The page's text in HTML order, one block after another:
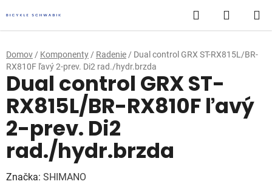
na
obsah
Hľadať
KOŠÍK
Domov / Komponenty / Radenie / Dual control GRX ST-RX815L/BR-
RX810F ľavý 2-prev. Di2 rad./hydr.brzda
Dual control GRX ST-
RX815L/BR-RX810F ľavý
2-prev. Di2
rad./hydr.brzda
Značka: SHIMANO